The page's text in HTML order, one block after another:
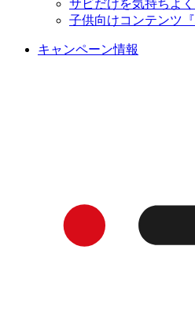
サビだけを気持ちよく
子供向けコンテンツ『
キャンペーン情報